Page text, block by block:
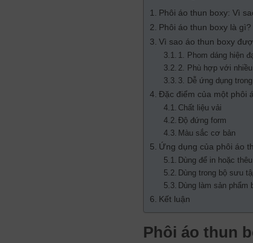
Phôi áo thun boxy: Vì
Phôi áo thun boxy là gì?
Vì sao áo thun boxy
1. Phom dáng hiện
2. Phù hợp với
3. Dễ ứng dụng
Đặc điểm của một phôi
Chất liệu vải
Độ đứng form
Màu sắc cơ bản
Ứng dụng của phôi áo
Dùng để in hoặc
Dùng trong bộ sưu
Dùng làm sản phẩm
Kết luận
Phôi áo thun